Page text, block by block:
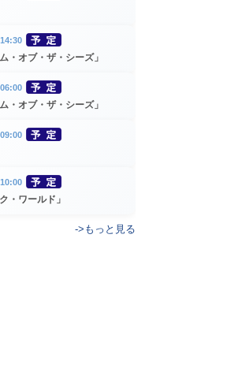
14:30
・オブ・ザ・シーズ」
06:00
・オブ・ザ・シーズ」
09:00
10:00
・ワールド」
->もっと見る